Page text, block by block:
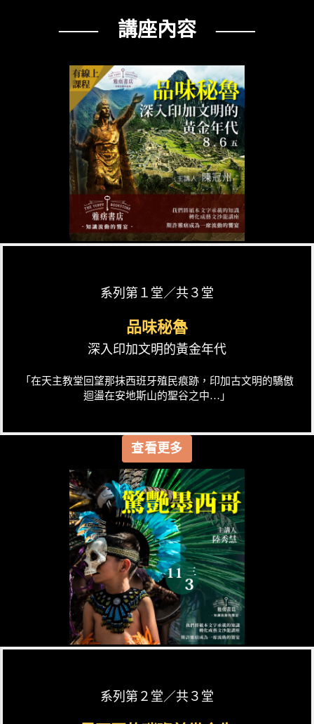
—— 講座內容 ——
系列第１堂／共３堂
品味秘魯
深入印加文明的黃金年代
「在天主教堂回望那抹西班牙殖民痕跡，印加古文明的驕傲
迴盪在安地斯山的聖谷之中…」
查看更多
系列第２堂／共３堂